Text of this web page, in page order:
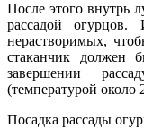
После этого внутрь
рассадой
нерастворимых,
стаканчик должен
завершении
(температурой около
Посадка рассады